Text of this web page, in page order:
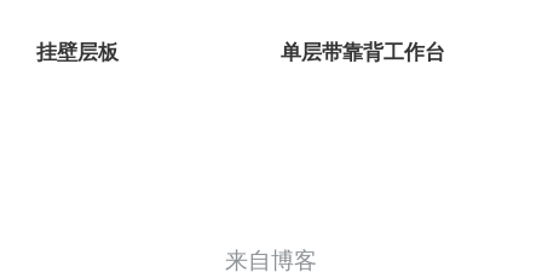
挂壁层板 单层带靠背工作台
来自博客